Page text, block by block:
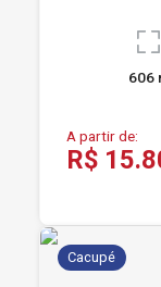
606
A partir de:
R$
Cacupé